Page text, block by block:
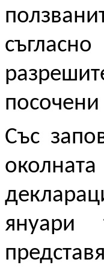
Със
януари